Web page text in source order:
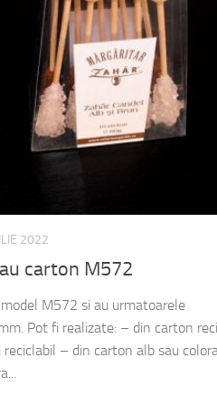
2022
carton M572
M572 si au urmatoarele
Pot fi realizate: – din carton
reciclabil – din carton alb sau